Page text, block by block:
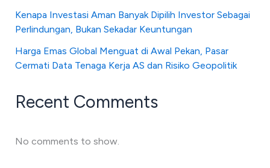
Kenapa Investasi Aman Banyak Dipilih Investor Sebagai
Perlindungan, Bukan Sekadar Keuntungan
Harga Emas Global Menguat di Awal Pekan, Pasar
Cermati Data Tenaga Kerja AS dan Risiko Geopolitik
Recent Comments
No comments to show.